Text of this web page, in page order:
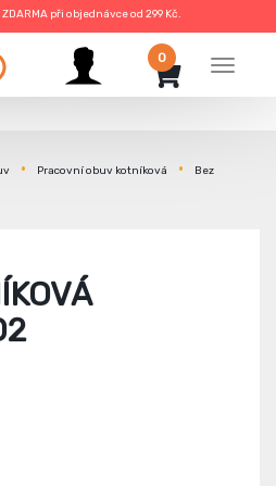
při objednávce od 299 Kč.
Menu
0
Pracovní obuv kotníková
Bez